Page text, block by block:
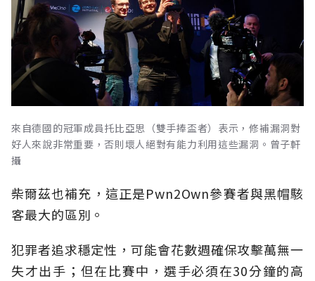
來自德國的冠軍成員托比亞思（雙手捧盃者）表示，修補漏洞對
好人來說非常重要，否則壞人絕對有能力利用這些漏洞。曾子軒
攝
柴爾茲也補充，這正是Pwn2Own參賽者與黑帽駭
客最大的區別。
犯罪者追求穩定性，可能會花數週確保攻擊萬無一
失才出手；但在比賽中，選手必須在30分鐘的高